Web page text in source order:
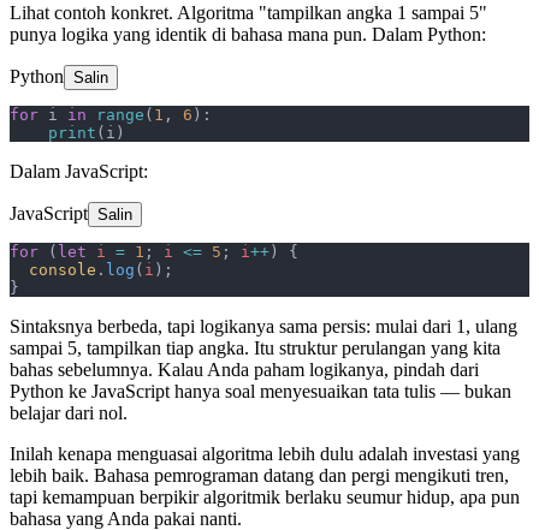
Lihat contoh konkret. Algoritma "tampilkan angka 1 sampai 5"
punya logika yang identik di bahasa mana pun. Dalam Python:
Python Salin
for i in range ( 1 , 6 ):
    print
(i)
Dalam JavaScript:
JavaScript Salin
for ( let i = 1 ; i <= 5 ; i ++) {
  console
. log ( i );
}
Sintaksnya berbeda, tapi logikanya sama persis: mulai dari 1, ulang
sampai 5, tampilkan tiap angka. Itu struktur perulangan yang kita
bahas sebelumnya. Kalau Anda paham logikanya, pindah dari
Python ke JavaScript hanya soal menyesuaikan tata tulis — bukan
belajar dari nol.
Inilah kenapa menguasai algoritma lebih dulu adalah investasi yang
lebih baik. Bahasa pemrograman datang dan pergi mengikuti tren,
tapi kemampuan berpikir algoritmik berlaku seumur hidup, apa pun
bahasa yang Anda pakai nanti.